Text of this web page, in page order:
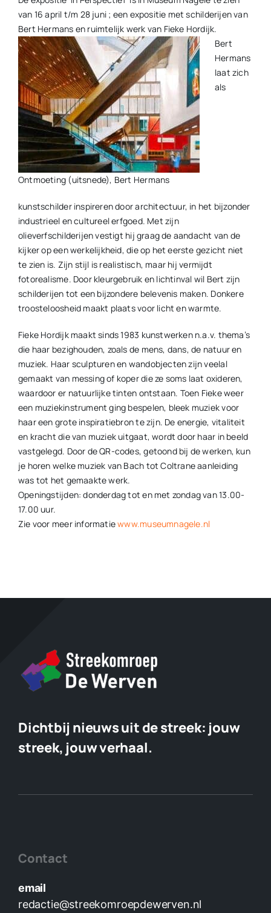
Contact
Plaats je eigen nieuws
van 16 april t/m 28 juni ; een expositie met schilderijen van
Bert Hermans en ruimtelijk werk van Fieke Hordijk.
Ontmoeting (uitsnede), Bert Hermans
Bert
Hermans
laat zich
als
kunstschilder inspireren door architectuur, in het bijzonder
industrieel en cultureel erfgoed. Met zijn
olieverfschilderijen vestigt hij graag de aandacht van de
kijker op een werkelijkheid, die op het eerste gezicht niet
te zien is. Zijn stijl is realistisch, maar hij vermijdt
fotorealisme. Door kleurgebruik en lichtinval wil Bert zijn
schilderijen tot een bijzondere belevenis maken. Donkere
troosteloosheid maakt plaats voor licht en warmte.
Fieke Hordijk maakt sinds 1983 kunstwerken n.a.v. thema’s
die haar bezighouden, zoals de mens, dans, de natuur en
muziek. Haar sculpturen en wandobjecten zijn veelal
gemaakt van messing of koper die ze soms laat oxideren,
waardoor er natuurlijke tinten ontstaan. Toen Fieke weer
een muziekinstrument ging bespelen, bleek muziek voor
haar een grote inspiratiebron te zijn. De energie, vitaliteit
en kracht die van muziek uitgaat, wordt door haar in beeld
vastgelegd. Door de QR-codes, getoond bij de werken, kun
je horen welke muziek van Bach tot Coltrane aanleiding
was tot het gemaakte werk.
Openingstijden: donderdag tot en met zondag van 13.00-
17.00 uur.
Zie voor meer informatiewww.museumnagele.nl
Dichtbij nieuws uit de streek: jouw
streek, jouw verhaal.
Contact
email
redactie@streekomroepdewerven.nl